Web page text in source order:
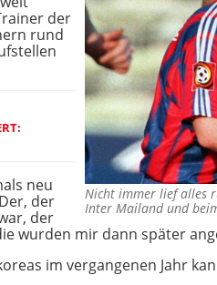
Nicht immer lief alles
Inter Mailand und
der
rund
neu
der
der
wurden mir dann später
im vergangenen Jahr